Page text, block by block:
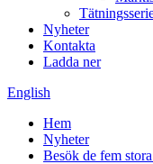
Nyheter
Kontakta
Ladda ner
English
Hem
Nyheter
Besök de fem